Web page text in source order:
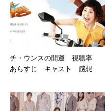
チ・ウンスの開運 視聴率
あらすじ キャスト 感想